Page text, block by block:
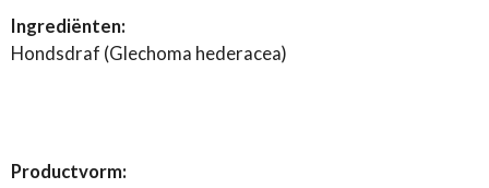
Ingrediënten:
Hondsdraf (Glechoma hederacea)
Productvorm: